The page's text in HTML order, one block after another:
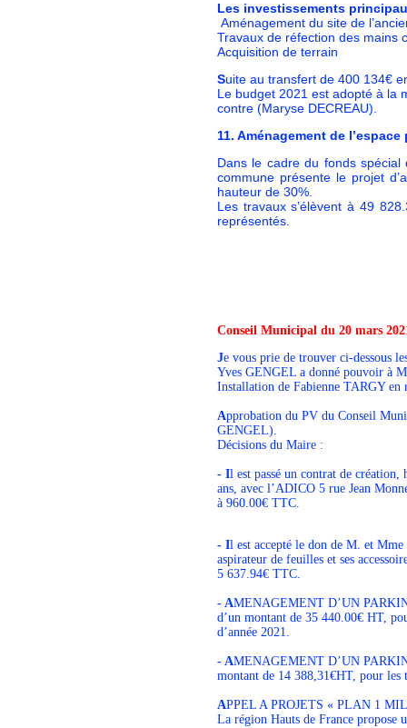
Les investissements
Aménagement du site de
Travaux de réfection des mains
Acquisition de terrain
Suite au transfert de 400 134€
Le budget 2021 est adopté à la
contre (Maryse DECREAU).
11. Aménagement de
Dans le cadre du fonds
commune présente le projet
hauteur de 30%.
Les travaux s’élèvent à 49
représentés.
Conseil Municipal du 20 mars
Je vous prie de trouver ci-dessous
Yves GENGEL a donné pouvoir à
Installation de Fabienne TARGY en
Approbation du PV du Conseil
GENGEL).
Décisions du Maire :
- Il est passé un contrat de création,
ans, avec l’ADICO 5 rue Jean
à 960.00€ TTC.
- Il est accepté le don de M. et
aspirateur de feuilles et ses
5 637.94€ TTC.
- AMENAGEMENT D’UN
d’un montant de 35 440.00€ HT,
d’année 2021.
- AMENAGEMENT D’UN
montant de 14 388,31€HT, pour les
APPEL A PROJETS « PLAN 1
La région Hauts de France propose